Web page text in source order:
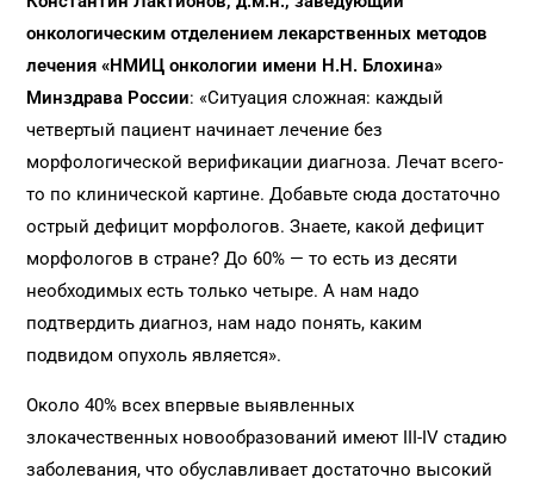
онкологическим отделением лекарственных методов
лечения «НМИЦ онкологии имени Н.Н. Блохина»
Минздрава России: «Ситуация сложная: каждый
четвертый пациент начинает лечение без
морфологической верификации диагноза. Лечат всего-
то по клинической картине. Добавьте сюда достаточно
острый дефицит морфологов. Знаете, какой дефицит
морфологов в стране? До 60% — то есть из десяти
необходимых есть только четыре. А нам надо
подтвердить диагноз, нам надо понять, каким
подвидом опухоль является».
Около 40% всех впервые выявленных
злокачественных новообразований имеют III-IV стадию
заболевания, что обуславливает достаточно высокий